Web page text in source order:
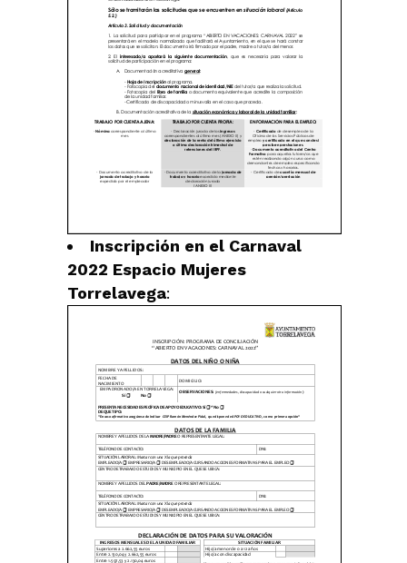
Inscripción en el Carnaval
2022 Espacio Mujeres
Torrelavega: